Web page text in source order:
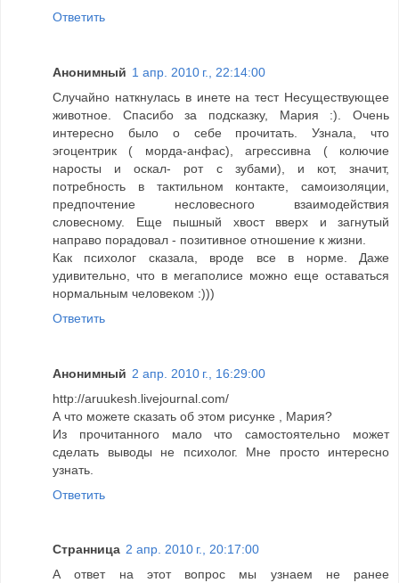
Ответить
Анонимный 1 апр. 2010 г., 22:14:00
Случайно наткнулась в инете на тест Несуществующее
животное. Спасибо за подсказку, Мария :). Очень
интересно было о себе прочитать. Узнала, что
эгоцентрик ( морда-анфас), агрессивна ( колючие
наросты и оскал- рот с зубами), и кот, значит,
потребность в тактильном контакте, самоизоляции,
предпочтение несловесного взаимодействия
словесному. Еще пышный хвост вверх и загнутый
направо порадовал - позитивное отношение к жизни.
Как психолог сказала, вроде все в норме. Даже
удивительно, что в мегаполисе можно еще оставаться
нормальным человеком :)))
Ответить
Анонимный 2 апр. 2010 г., 16:29:00
http://aruukesh.livejournal.com/
А что можете сказать об этом рисунке , Мария?
Из прочитанного мало что самостоятельно может
сделать выводы не психолог. Мне просто интересно
узнать.
Ответить
Странница 2 апр. 2010 г., 20:17:00
А ответ на этот вопрос мы узнаем не ранее